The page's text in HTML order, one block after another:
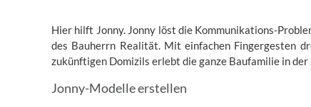
Hier hilft Jonny. Jonny löst die Kommunikations-
des Bauherrn Realität. Mit einfachen Fingergesten
zukünftigen Domizils erlebt die ganze Baufamilie in
Jonny-Modelle erstellen